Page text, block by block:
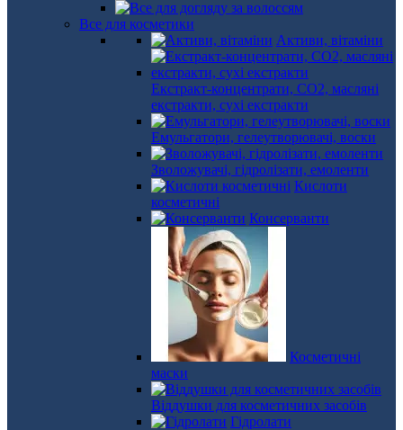
Все для косметики
Активи, вітаміни
Екстракт-концентрати, СО2, масляні
екстракти, сухі екстракти
Емульгатори, гелеутворювачі, воски
Зволожувачі, гідролізати, емоленти
Кислоти
косметичні
Консерванти
Косметичні
маски
Віддушки для косметичних засобів
Гідролати